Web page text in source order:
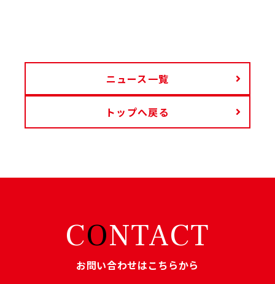
ニュース一覧
トップへ戻る
CONTACT
お問い合わせはこちらから